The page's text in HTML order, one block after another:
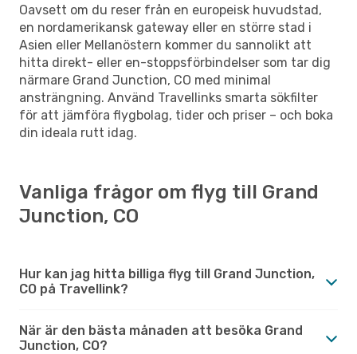
Oavsett om du reser från en europeisk huvudstad,
en nordamerikansk gateway eller en större stad i
Asien eller Mellanöstern kommer du sannolikt att
hitta direkt- eller en-stoppsförbindelser som tar dig
närmare Grand Junction, CO med minimal
ansträngning. Använd Travellinks smarta sökfilter
för att jämföra flygbolag, tider och priser – och boka
din ideala rutt idag.
Vanliga frågor om flyg till Grand
Junction, CO
Hur kan jag hitta billiga flyg till Grand Junction,
CO på Travellink?
När är den bästa månaden att besöka Grand
Junction, CO?